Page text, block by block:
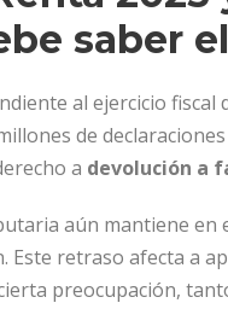
saber
al ejercicio fiscal
de
a devolución a
aún mantiene en
retraso afecta a
preocupación,